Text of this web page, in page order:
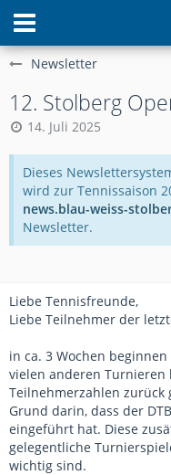
Newsletter
12. Stolberg
14. Juli 2025
Dieses
wird zur Tennissaison
news.blau-weiss-
Newsletter.
Liebe Tennisfreunde,
Liebe Teilnehmer der
in ca. 3 Wochen
vielen anderen Turnieren
Teilnehmerzahlen zurück
Grund darin, dass der
eingeführt hat. Diese
gelegentliche
wichtig sind.